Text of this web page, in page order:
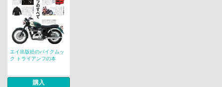
エイ出版社のバイクムッ
ク トライアンフの本
購入